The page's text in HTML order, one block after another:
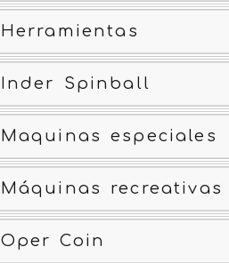
Herramientas
Inder Spinball
Maquinas especiales
Máquinas recreativas
Oper Coin